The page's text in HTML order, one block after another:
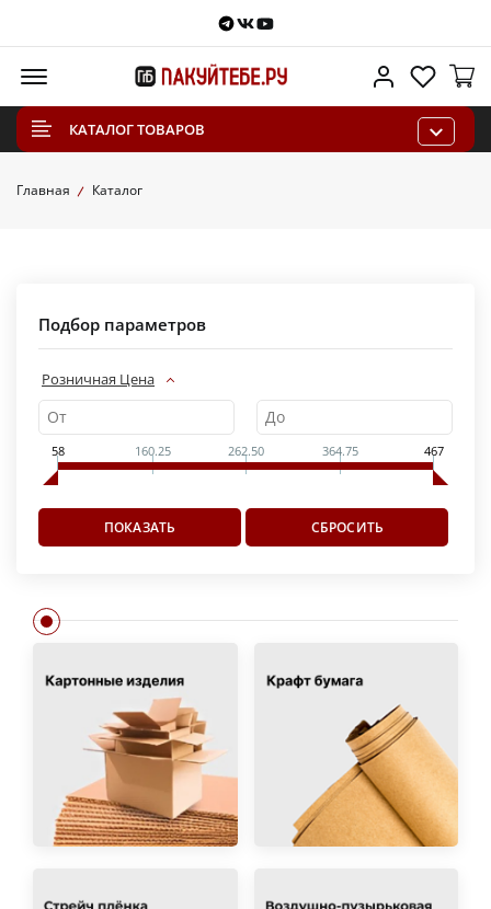
Telegram
VKontakte
Youtube
Личный
КАТАЛОГ ТОВАРОВ
Главная Каталог
Подбор параметров
Розничная Цена
58 160.25 262.50 364.75 467